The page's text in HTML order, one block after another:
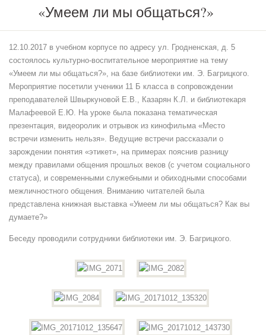
мы
общаться?»
«Умеем ли мы общаться?»
12.10.2017 в учебном корпусе по адресу ул. Гродненская, д. 5
состоялось культурно-воспитательное мероприятие на тему
«Умеем ли мы общаться?», на базе библиотеки им. Э. Багрицкого.
Мероприятие посетили ученики 11 Б класса в сопровождении
преподавателей Швыркуновой Е.В., Казарян К.Л. и библиотекаря
Малафеевой Е.Ю. На уроке была показана тематическая
презентация, видеоролик и отрывок из кинофильма «Место
встречи изменить нельзя». Ведущие встречи рассказали о
зарождении понятия «этикет», на примерах пояснив разницу
между правилами общения прошлых веков (с учетом социального
статуса), и современными служебными и обиходными способами
межличностного общения. Вниманию читателей была
представлена книжная выставка «Умеем ли мы общаться? Как вы
думаете?»
Беседу проводили сотрудники библиотеки им. Э. Багрицкого.